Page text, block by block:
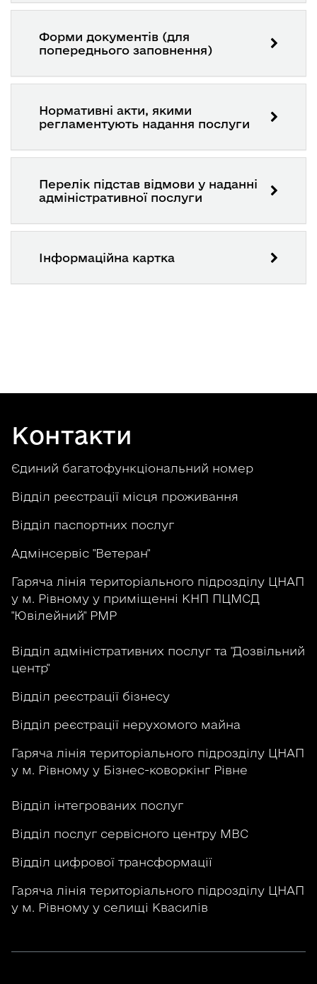
Форми документів (для
попереднього заповнення)
Нормативні акти, якими
регламентують надання послуги
Перелік підстав відмови у наданні
адміністративної послуги
Інформаційна картка
Контакти
Єдиний багатофункціональний номер
Відділ реєстрації місця проживання
Відділ паспортних послуг
Адмінсервіс "Ветеран"
Гаряча лінія територіального підрозділу ЦНАП
у м. Рівному у приміщенні КНП ПЦМСД
"Ювілейний" РМР
Відділ адміністративних послуг та "Дозвільний
центр"
Відділ реєстрації бізнесу
Відділ реєстрації нерухомого майна
Гаряча лінія територіального підрозділу ЦНАП
у м. Рівному у Бізнес-коворкінг Рівне
Відділ інтегрованих послуг
Відділ послуг сервісного центру МВС
Відділ цифрової трансформації
Гаряча лінія територіального підрозділу ЦНАП
у м. Рівному у селищі Квасилів